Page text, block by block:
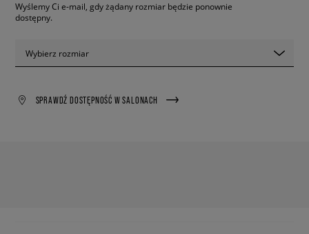
Wyślemy Ci e-mail, gdy żądany rozmiar będzie ponownie
dostępny.
Wybierz rozmiar
SPRAWDŹ DOSTĘPNOŚĆ W SALONACH